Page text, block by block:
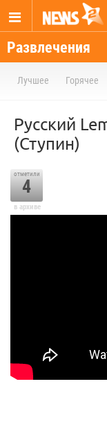
Развлечения
Лучшее Горячее
Русский
(Ступин)
отметили
4
в архиве